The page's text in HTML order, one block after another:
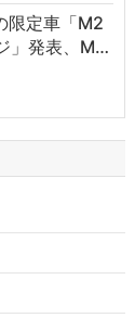
限定車「M2
」発表、M…